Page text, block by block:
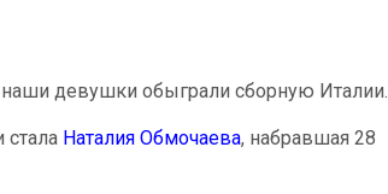
девушки обыграли сборную Италии.
стала Наталия Обмочаева, набравшая 28